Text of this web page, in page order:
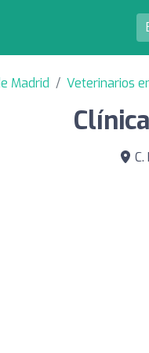
Madrid Veterinarios